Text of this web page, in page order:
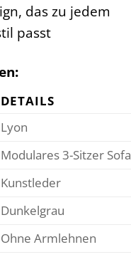
das zu jedem
passt
DETAILS
Lyon
Modulares 3-Sitzer Sofa
Kunstleder
Dunkelgrau
Ohne Armlehnen